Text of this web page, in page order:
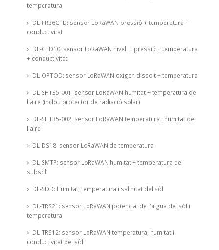
temperatura
DL-PR36CTD: sensor LoRaWAN pressió + temperatura +
conductivitat
DL-CTD10: sensor LoRaWAN nivell + pressió + temperatura
+ conductivitat
DL-OPTOD: sensor LoRaWAN oxigen dissolt + temperatura
DL-SHT35-001: sensor LoRaWAN humitat + temperatura de
l'aire (inclou protector de radiació solar)
DL-SHT35-002: sensor LoRaWAN temperatura i humitat de
l'aire
DL-DS18: sensor LoRaWAN de temperatura
DL-SMTP: sensor LoRaWAN humitat + temperatura del
subsòl
DL-SDD: Humitat, temperatura i salinitat del sòl
DL-TRS21: sensor LoRaWAN potencial de l'aigua del sòl i
temperatura
DL-TRS12: sensor LoRaWAN temperatura, humitat i
conductivitat del sòl